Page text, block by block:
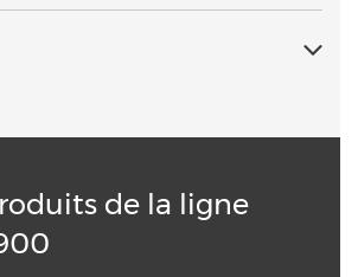
de la température par robinet
minimum et de maximum.
de la ligne